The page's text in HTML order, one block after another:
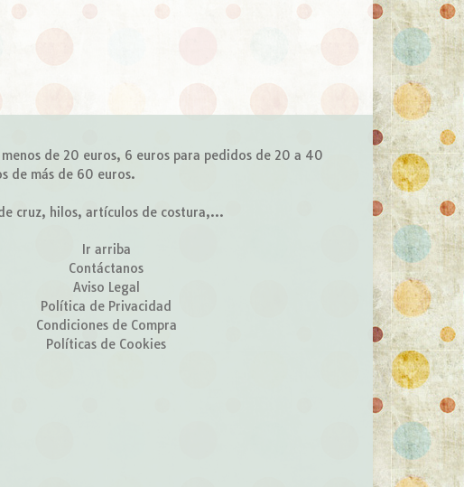
de 20 euros, 6 euros para pedidos de 20 a 40
de más de 60 euros.
cruz, hilos, artículos de costura,...
Ir arriba
Contáctanos
Aviso Legal
Política de Privacidad
Condiciones de Compra
Políticas de Cookies